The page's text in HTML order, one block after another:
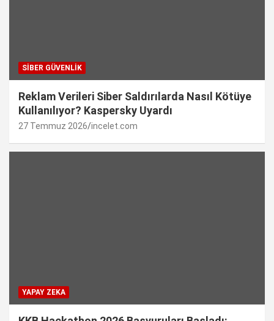
SIBER GÜVENLIK
Reklam Verileri Siber Saldırılarda Nasıl Kötüye
Kullanılıyor? Kaspersky Uyardı
27 Temmuz 2026 incelet.com
YAPAY ZEKA